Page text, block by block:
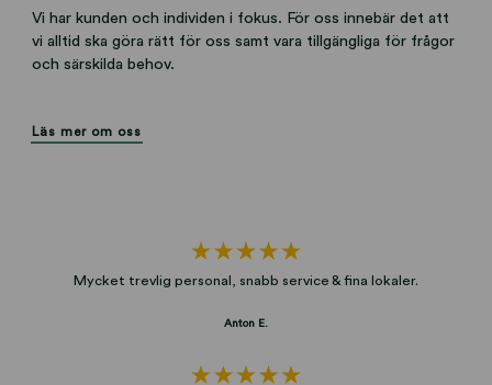
Vi har kunden och individen i fokus. För oss innebär det att
vi alltid ska göra rätt för oss samt vara tillgängliga för frågor
och särskilda behov.
Läs mer om oss
Mycket trevlig personal, snabb service & fina lokaler.
Anton E.